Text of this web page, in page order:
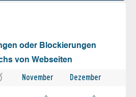
oder Blockierungen
von Webseiten
November Dezember